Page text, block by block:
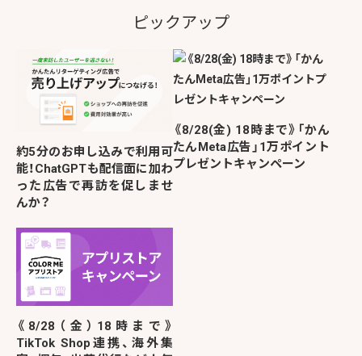
ピックアップ
約5分のお申し込みで利用可
能！ChatGPTも配信面に加わ
った広告で再訪を促しませ
んか？
《8/28(金) 18時まで》「かん
たんMeta広告」1万ポイント
プレゼントキャンペーン
《8/28（金）18時まで》
TikTok Shop連携、海外集